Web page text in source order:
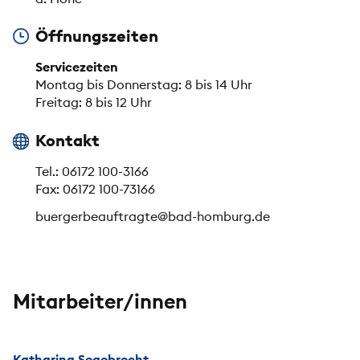
Öffnungszeiten
Servicezeiten
Montag bis Donnerstag: 8 bis 14 Uhr
Freitag: 8 bis 12 Uhr
Kontakt
Tel.: 06172 100-3166
Fax: 06172 100-73166
buergerbeauftragte@bad-homburg.de
Mitarbeiter/innen